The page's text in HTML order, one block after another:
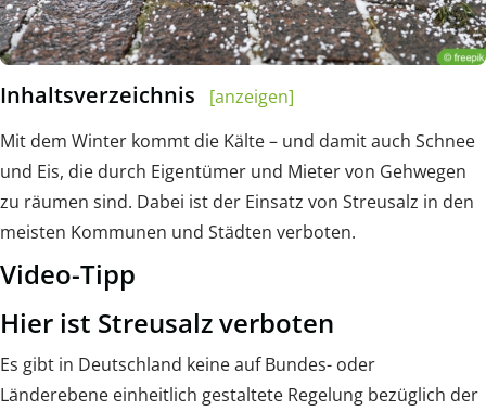
Inhaltsverzeichnis
[anzeigen]
Mit dem Winter kommt die Kälte – und damit auch Schnee
und Eis, die durch Eigentümer und Mieter von Gehwegen
zu räumen sind. Dabei ist der Einsatz von Streusalz in den
meisten Kommunen und Städten verboten.
Video-Tipp
Hier ist Streusalz verboten
Es gibt in Deutschland keine auf Bundes- oder
Länderebene einheitlich gestaltete Regelung bezüglich der